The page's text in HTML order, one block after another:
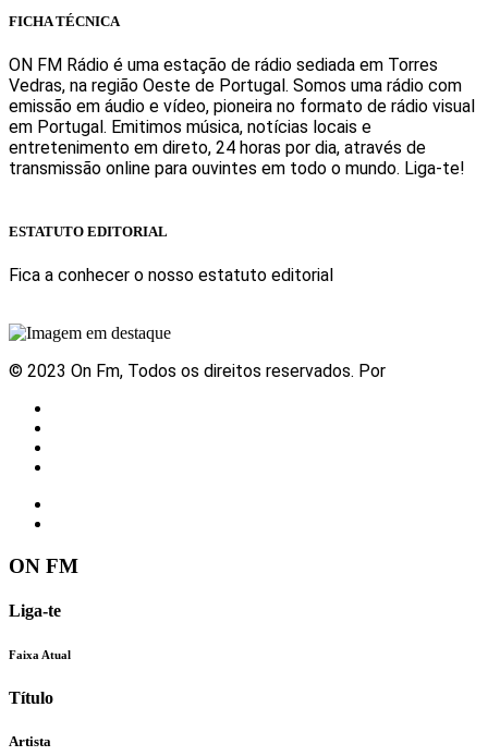
FICHA TÉCNICA
ON FM Rádio é uma estação de rádio sediada em Torres
Vedras, na região Oeste de Portugal. Somos uma rádio com
emissão em áudio e vídeo, pioneira no formato de rádio visual
em Portugal. Emitimos música, notícias locais e
entretenimento em direto, 24 horas por dia, através de
transmissão online para ouvintes em todo o mundo. Liga-te!
ESTATUTO EDITORIAL
Fica a conhecer o nosso estatuto editorial
© 2023 On Fm, Todos os direitos reservados. Por
ON FM
Liga-te
Faixa Atual
Título
Artista